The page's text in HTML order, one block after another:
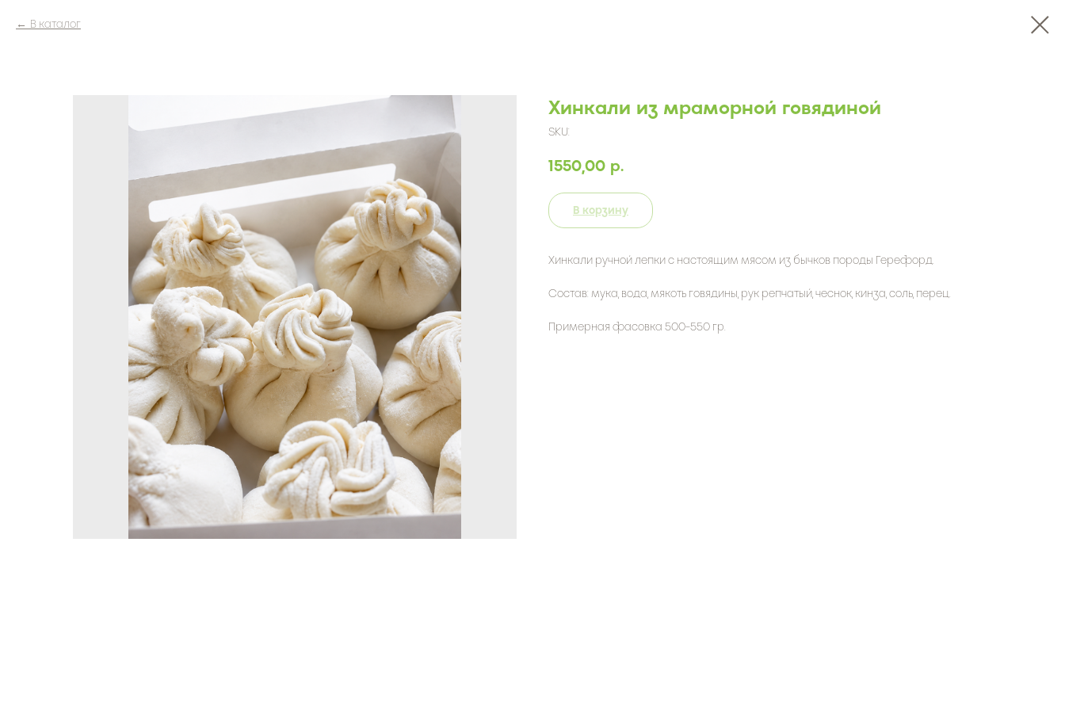
В каталог
Хинкали из мраморной говядиной
SKU:
1550,00 р.
В корзину
Хинкали ручной лепки с настоящим мясом из бычков породы Герефорд.
Состав: мука, вода, мякоть говядины, рук репчатый, чеснок, кинза, соль, перец.
Примерная фасовка 500-550 гр.